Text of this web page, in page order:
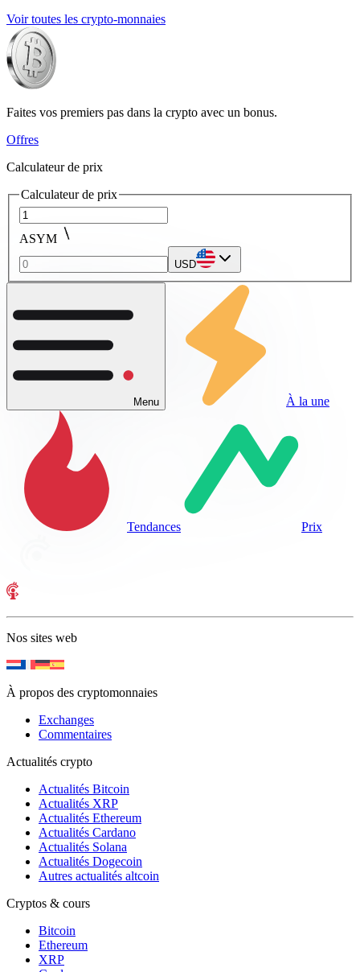
Voir toutes les crypto-monnaies
Faites vos premiers pas dans la crypto avec un bonus.
Offres
Calculateur de prix
Calculateur de prix
ASYM
USD
Menu À la une
Tendances Prix
Nos sites web
À propos des cryptomonnaies
Exchanges
Commentaires
Actualités crypto
Actualités Bitcoin
Actualités XRP
Actualités Ethereum
Actualités Cardano
Actualités Solana
Actualités Dogecoin
Autres actualités altcoin
Cryptos & cours
Bitcoin
Ethereum
XRP